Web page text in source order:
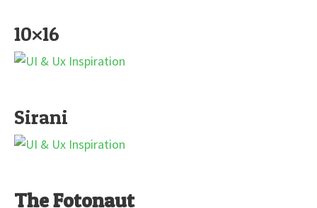
10×16
Sirani
The Fotonaut